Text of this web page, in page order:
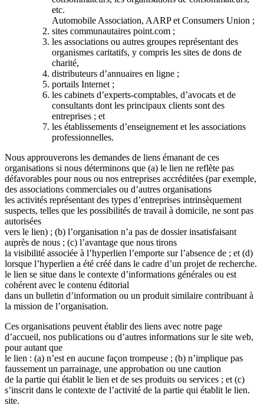
etc.
Automobile Association, AARP et Consumers Union ;
sites communautaires point.com ;
les associations ou autres groupes représentant des
organismes caritatifs, y compris les sites de dons de
charité,
distributeurs d’annuaires en ligne ;
portails Internet ;
les cabinets d’experts-comptables, d’avocats et de
consultants dont les principaux clients sont des
entreprises ; et
les établissements d’enseignement et les associations
professionnelles.
Nous approuverons les demandes de liens émanant de ces
organisations si nous déterminons que (a) le lien ne reflète pas
défavorables pour nous ou nos entreprises accréditées (par exemple,
des associations commerciales ou d’autres organisations
les activités représentant des types d’entreprises intrinsèquement
suspects, telles que les possibilités de travail à domicile, ne sont pas
autorisées
vers le lien) ; (b) l’organisation n’a pas de dossier insatisfaisant
auprès de nous ; (c) l’avantage que nous tirons
la visibilité associée à l’hyperlien l’emporte sur l’absence de ; et (d)
lorsque l’hyperlien a été créé dans le cadre d’un projet de recherche.
le lien se situe dans le contexte d’informations générales ou est
cohérent avec le contenu éditorial
dans un bulletin d’information ou un produit similaire contribuant à
la mission de l’organisation.
Ces organisations peuvent établir des liens avec notre page
d’accueil, nos publications ou d’autres informations sur le site web,
pour autant que
le lien : (a) n’est en aucune façon trompeuse ; (b) n’implique pas
faussement un parrainage, une approbation ou une caution
de la partie qui établit le lien et de ses produits ou services ; et (c)
s’inscrit dans le contexte de l’activité de la partie qui établit le lien.
site.